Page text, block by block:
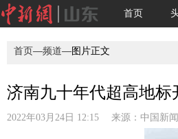
首页
首页—频道—图片正文
济南九十年代超高地标
2022年03月24日 12:15 来源： 中国新